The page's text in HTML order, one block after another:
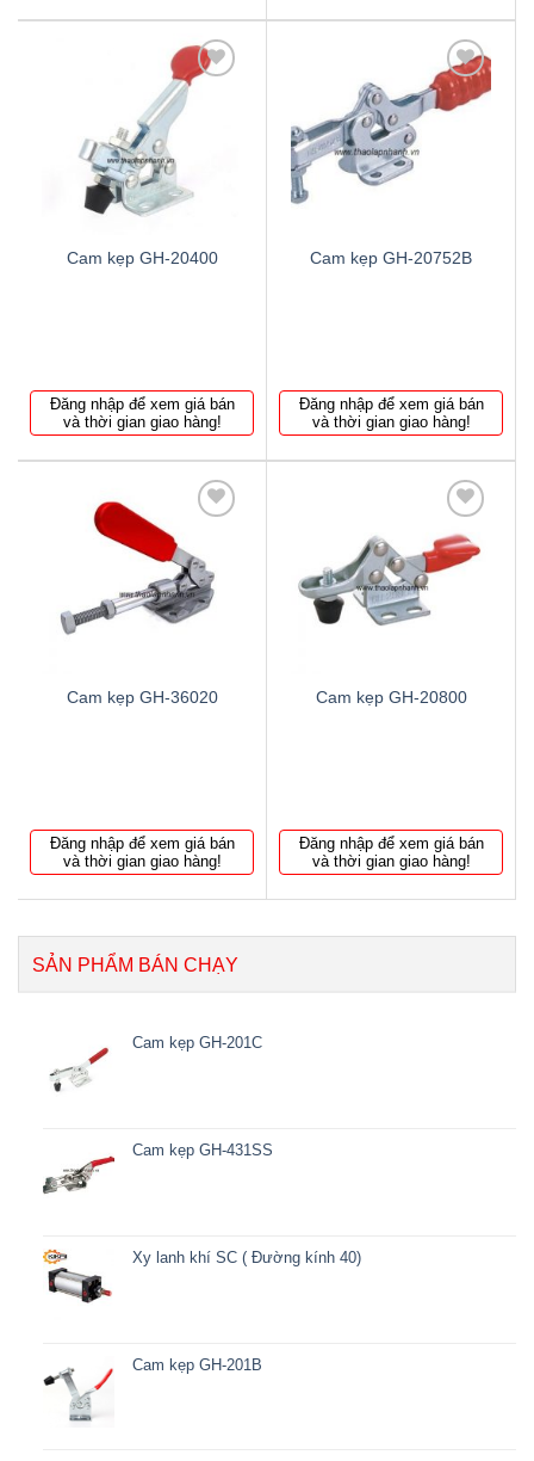
Cam kẹp GH-20400
Đăng nhập để xem giá bán
và thời gian giao hàng!
Thêm
Cam kẹp GH-20752B
Đăng nhập để xem giá bán
và thời gian giao hàng!
Thêm
to
wishlist
Cam kẹp GH-36020
Đăng nhập để xem giá bán
và thời gian giao hàng!
Thêm
to
Cam kẹp GH-20800
Đăng nhập để xem giá bán
và thời gian giao hàng!
SẢN PHẨM BÁN CHẠY
Cam kẹp GH-201C
Cam kẹp GH-431SS
Xy lanh khí SC ( Đường kính 40)
Cam kẹp GH-201B